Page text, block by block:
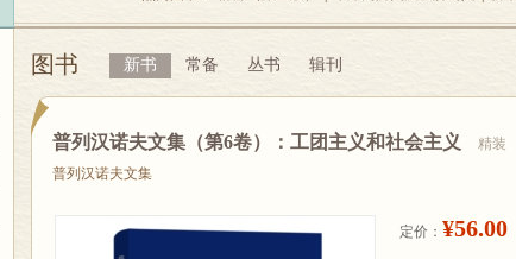
图书 新书 常备 丛书 辑刊
普列汉诺夫文集（第6卷）：工团主义和社会主义
精装
普列汉诺夫文集
定价： ¥56.00